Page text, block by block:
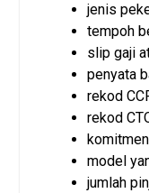
jenis
tempoh
slip gaji
penyata
rekod
rekod
model
jumlah